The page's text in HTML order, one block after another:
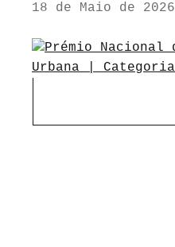
18 de Maio de 2026